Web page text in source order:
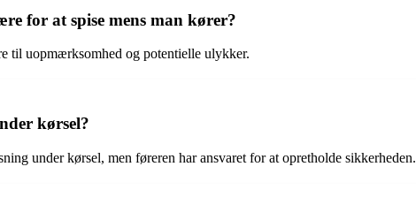
for at spise mens man kører?
til uopmærksomhed og potentielle ulykker.
kørsel?
under kørsel, men føreren har ansvaret for at opretholde sikkerheden.